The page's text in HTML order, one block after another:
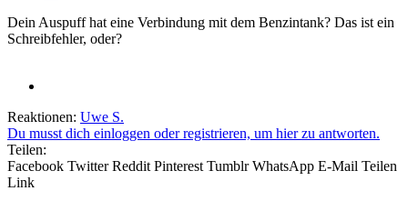
Dein Auspuff hat eine Verbindung mit dem Benzintank? Das ist ein
Schreibfehler, oder?
Reaktionen: Uwe S.
Du musst dich einloggen oder registrieren, um hier zu antworten.
Teilen:
Facebook Twitter Reddit Pinterest Tumblr WhatsApp E-Mail Teilen
Link